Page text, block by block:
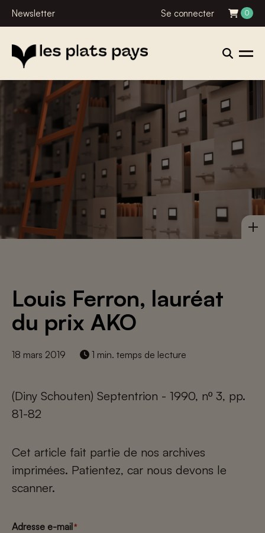
Newsletter Se connecter 0
Louis Ferron, lauréat
du prix AKO
18 mars 2019 1 min. temps de lecture
(Diny Schouten) Septentrion - 1990, nº 3, pp.
81-82
Cet article fait partie de nos archives
imprimées. Patientez, car nous devons le
scanner.
Adresse e-mail*